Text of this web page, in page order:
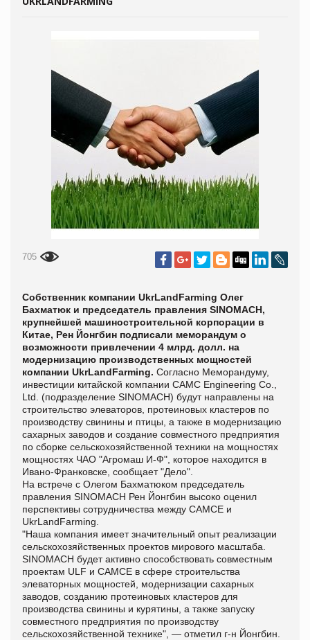
705
Собственник компании UkrLandFarming Олег
Бахматюк и председатель правления SINOMACH,
крупнейшей машиностроительной корпорации в
Китае, Рен Йонгбин подписали меморандум о
возможности привлечении 4 млрд. долл. на
модернизацию производственных мощностей
компании UkrLandFarming. Согласно Меморандуму,
инвестиции китайской компании CAMC Engineering Co.,
Ltd. (подразделение SINOMACH) будут направлены на
строительство элеваторов, протеиновых кластеров по
производству свинины и птицы, а также в модернизацию
сахарных заводов и создание совместного предприятия
по сборке сельскохозяйственной техники на мощностях
мощностях ЧАО "Агромаш И-Ф", которое находится в
Ивано-Франковске, сообщает "Дело".
На встрече с Олегом Бахматюком председатель
правления SINOMACH Рен Йонгбин высоко оценил
перспективы сотрудничества между САМСЕ и
UkrLandFarming.
"Наша компания имеет значительный опыт реализации
сельскохозяйственных проектов мирового масштаба.
SINOMACH будет активно способствовать совместным
проектам ULF и САМСЕ в сфере строительства
элеваторных мощностей, модернизации сахарных
заводов, созданию протеиновых кластеров для
производства свинины и курятины, а также запуску
совместного предприятия по производству
сельскохозяйственной технике", — отметил г-н Йонгбин.